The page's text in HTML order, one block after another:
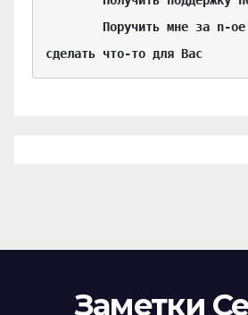
сделать что-то для Вас
Заметки